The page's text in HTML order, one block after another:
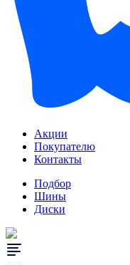
Акции
Покупателю
Контакты
Подбор
Шины
Диски